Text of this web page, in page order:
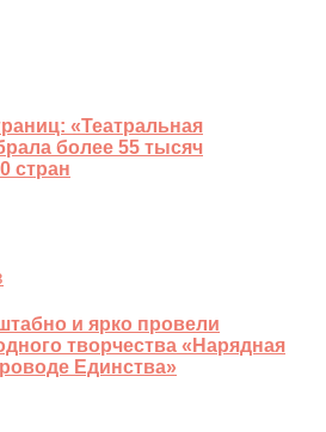
«Театральная
более 55 тысяч
стран
и ярко провели
творчества «Нарядная
Единства»